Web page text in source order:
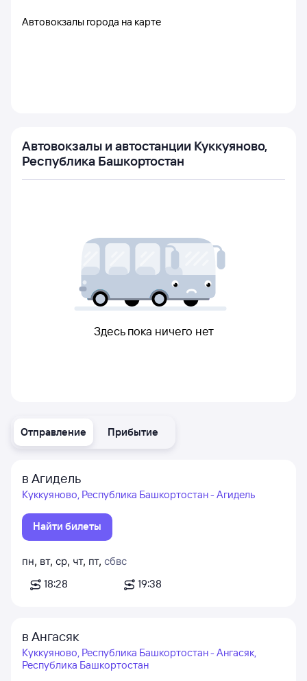
Отправление Прибытие
в Агидель
Куккуяново, Республика Башкортостан - Агидель
Найти билеты
пн, вт, ср, чт, пт, сб
18:28
вс
19:38
в Ангасяк
Куккуяново, Республика Башкортостан - Ангасяк,
Республика Башкортостан
Автовокзалы города на карте
Автовокзалы и автостанции Куккуяново,
Республика Башкортостан
Здесь пока ничего нет